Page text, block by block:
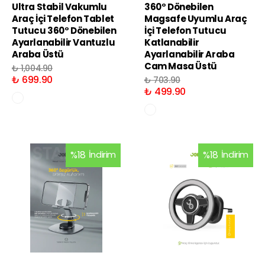
Ultra Stabil Vakumlu
Araç İçi Telefon Tablet
Tutucu 360° Dönebilen
Ayarlanabilir Vantuzlu
Araba Üstü
₺ 1,004.90
₺ 699.90
360° Dönebilen
Magsafe Uyumlu Araç
İçi Telefon Tutucu
Katlanabilir
Ayarlanabilir Araba
Cam Masa Üstü
₺ 703.90
₺ 499.90
%18 İndirim %18 İndirim